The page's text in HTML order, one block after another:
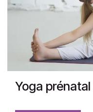
Yoga prénatal